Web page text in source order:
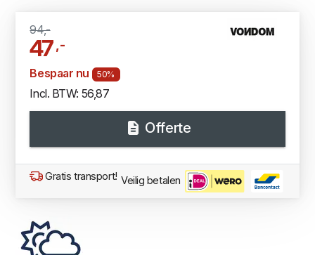
94,-
47,-
Bespaar nu 50%
Incl. BTW: 56,87
Offerte
Gratis transport! Veilig betalen